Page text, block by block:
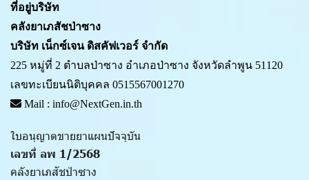
ที่อยู่บริษัท
คลังยาเภสัชป่าซาง
บริษัท เน็กซ์เจน ดิสคัฟเวอร์ จำกัด
225 หมู่ที่ 2 ตำบลป่าซาง อำเภอป่าซาง จังหวัดลำพูน 51120
เลขทะเบียนนิติบุคคล 0515567001270
Mail : info@NextGen.in.th
ใบอนุญาตขายยาแผนปัจจุบัน
เลขที่ ลพ 1/2568
คลังยาเภสัชป่าซาง